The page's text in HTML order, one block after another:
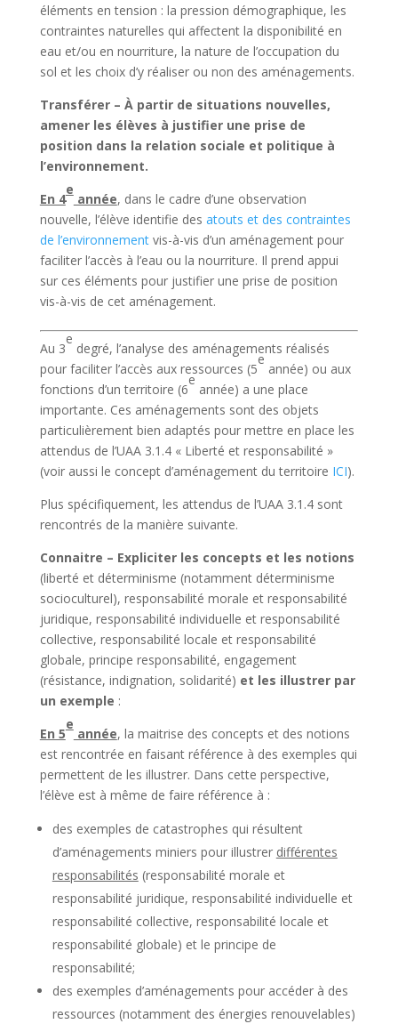
éléments en tension : la pression démographique, les
contraintes naturelles qui affectent la disponibilité en
eau et/ou en nourriture, la nature de l’occupation du
sol et les choix d’y réaliser ou non des aménagements.
Transférer – À partir de situations nouvelles,
amener les élèves à justifier une prise de
position dans la relation sociale et politique à
l’environnement.
En 4
e
année, dans le cadre d’une observation
nouvelle, l’élève identifie des atouts et des contraintes
de l’environnementvis-à-vis d’un aménagement pour
faciliter l’accès à l’eau ou la nourriture. Il prend appui
sur ces éléments pour justifier une prise de position
vis-à-vis de cet aménagement.
Au 3
e
degré, l’analyse des aménagements réalisés
pour faciliter l’accès aux ressources (5
e
année) ou aux
fonctions d’un territoire (6
e
année) a une place
importante. Ces aménagements sont des objets
particulièrement bien adaptés pour mettre en place les
attendus de l’UAA 3.1.4 « Liberté et responsabilité »
(voir aussi le concept d’aménagement du territoire ICI).
Plus spécifiquement, les attendus de l’UAA 3.1.4 sont
rencontrés de la manière suivante.
Connaitre – Expliciter les concepts et les notions
(liberté et déterminisme (notamment déterminisme
socioculturel), responsabilité morale et responsabilité
juridique, responsabilité individuelle et responsabilité
collective, responsabilité locale et responsabilité
globale, principe responsabilité, engagement
(résistance, indignation, solidarité) et les illustrer par
un exemple :
En 5
e
année, la maitrise des concepts et des notions
est rencontrée en faisant référence à des exemples qui
permettent de les illustrer. Dans cette perspective,
l’élève est à même de faire référence à :
des exemples de catastrophes qui résultent
d’aménagements miniers pour illustrer différentes
responsabilités (responsabilité morale et
responsabilité juridique, responsabilité individuelle et
responsabilité collective, responsabilité locale et
responsabilité globale) et le principe de
responsabilité;
des exemples d’aménagements pour accéder à des
ressources (notamment des énergies renouvelables)